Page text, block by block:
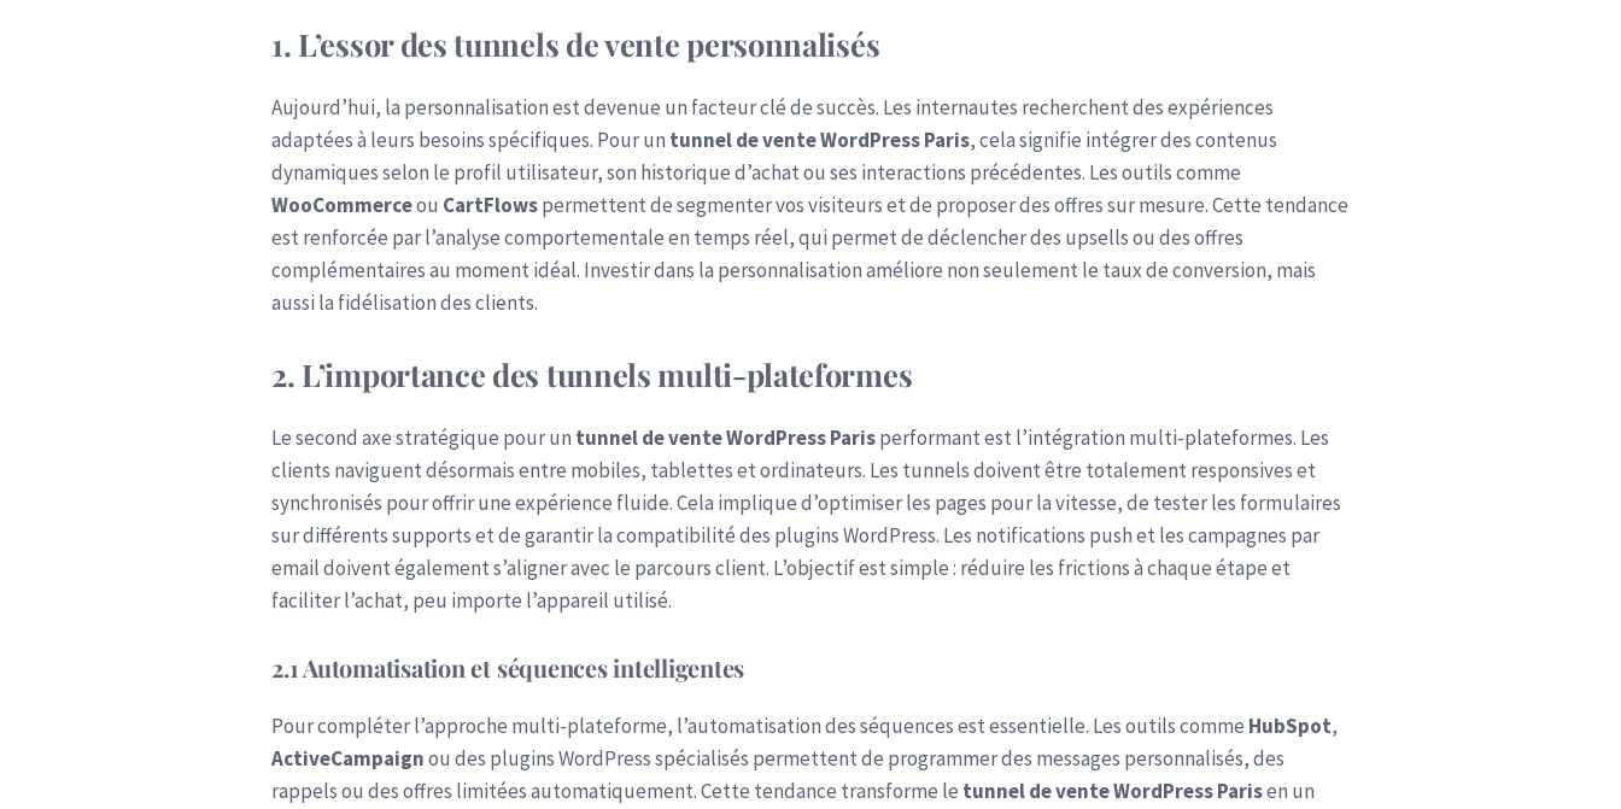
1. L’essor des tunnels de vente personnalisés
Aujourd’hui, la personnalisation est devenue un facteur clé de succès. Les internautes recherchent des expériences
adaptées à leurs besoins spécifiques. Pour un tunnel de vente WordPress Paris, cela signifie intégrer des contenus
dynamiques selon le profil utilisateur, son historique d’achat ou ses interactions précédentes. Les outils comme
WooCommerceou CartFlowspermettent de segmenter vos visiteurs et de proposer des offres sur mesure. Cette tendance
est renforcée par l’analyse comportementale en temps réel, qui permet de déclencher des upsells ou des offres
complémentaires au moment idéal. Investir dans la personnalisation améliore non seulement le taux de conversion, mais
aussi la fidélisation des clients.
2. L’importance des tunnels multi-plateformes
Le second axe stratégique pour un tunnel de vente WordPress Parisperformant est l’intégration multi-plateformes. Les
clients naviguent désormais entre mobiles, tablettes et ordinateurs. Les tunnels doivent être totalement responsives et
synchronisés pour offrir une expérience fluide. Cela implique d’optimiser les pages pour la vitesse, de tester les formulaires
sur différents supports et de garantir la compatibilité des plugins WordPress. Les notifications push et les campagnes par
email doivent également s’aligner avec le parcours client. L’objectif est simple : réduire les frictions à chaque étape et
faciliter l’achat, peu importe l’appareil utilisé.
2.1 Automatisation et séquences intelligentes
Pour compléter l’approche multi-plateforme, l’automatisation des séquences est essentielle. Les outils comme HubSpot,
ActiveCampaignou des plugins WordPress spécialisés permettent de programmer des messages personnalisés, des
rappels ou des offres limitées automatiquement. Cette tendance transforme le tunnel de vente WordPress Parisen un